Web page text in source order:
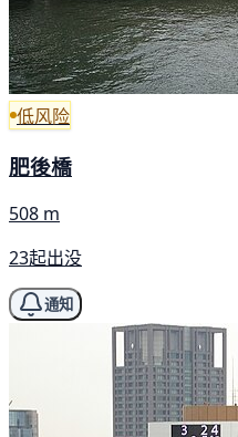
低风险
肥後橋
508 m
23起出没
通知